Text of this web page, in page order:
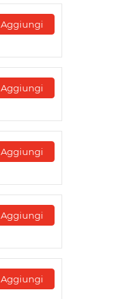
Aggiungi
Aggiungi
Aggiungi
Aggiungi
Aggiungi